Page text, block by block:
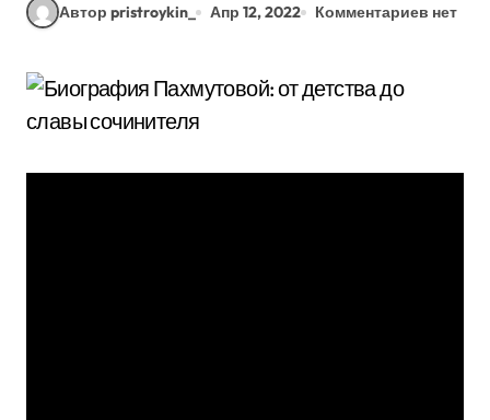
Автор pristroykin_ Апр 12, 2022 Комментариев нет